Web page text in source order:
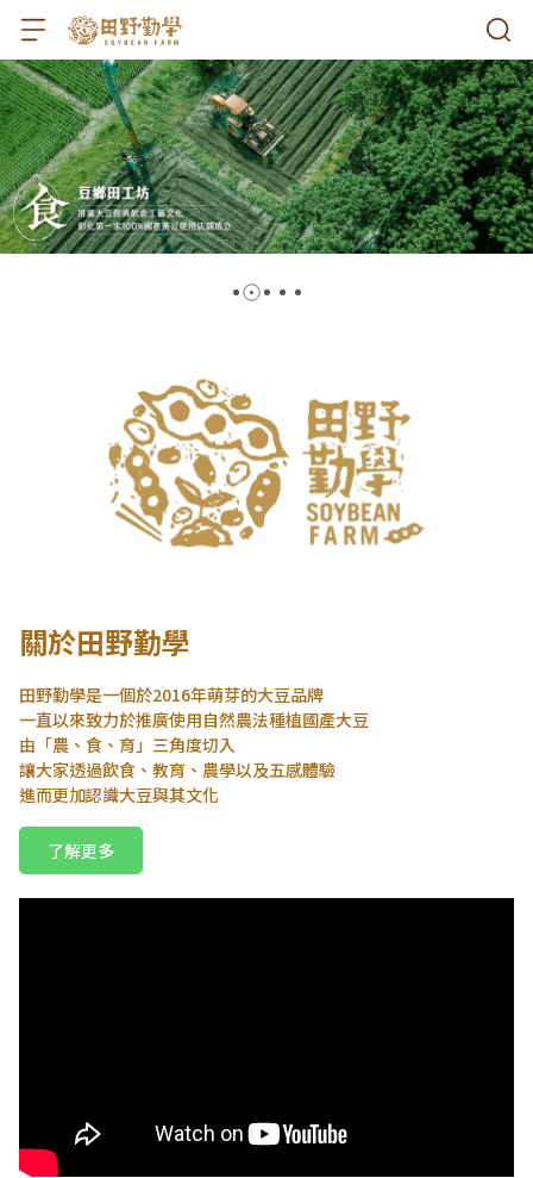
關於田野勤學
田野勤學是一個於2016年萌芽的大豆品牌
一直以來致力於推廣使用自然農法種植國產大豆
由「農、食、育」三角度切入
讓大家透過飲食、教育、農學以及五感體驗
進而更加認識大豆與其文化
了解更多